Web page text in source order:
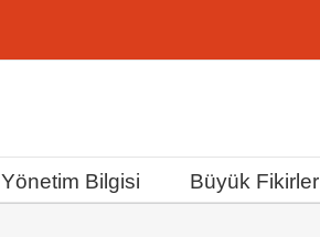
Yönetim Bilgisi Büyük Fikirler